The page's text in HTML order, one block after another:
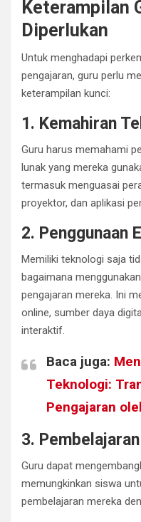
Keterampilan
Diperlukan
Untuk menghadapi
pengajaran, guru perlu
keterampilan kunci:
1. Kemahiran
Guru harus memahami
lunak yang mereka
termasuk menguasai
proyektor, dan aplikasi
2. Penggunaan
Memiliki teknologi saja
bagaimana
pengajaran mereka. Ini
online, sumber daya
interaktif.
Baca juga:
Teknologi:
Pengajaran
3.
Guru dapat
memungkinkan siswa
pembelajaran mereka